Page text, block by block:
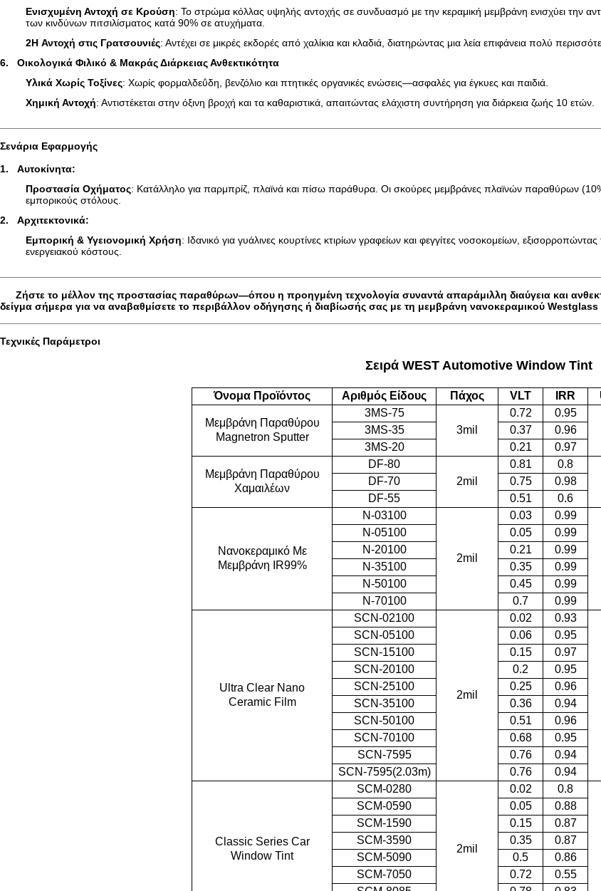
Ενισχυμένη Αντοχή σε Κρούση: Το στρώμα κόλλας υψηλής αντοχής σε συνδυασμό με την κεραμική μεμβράνη ενισχύει την
των κινδύνων πιτσιλίσματος κατά 90% σε ατυχήματα.
2H Αντοχή στις Γρατσουνιές: Αντέχει σε μικρές εκδορές από χαλίκια και κλαδιά, διατηρώντας μια λεία επιφάνεια πολύ
6.
Οικολογικά Φιλικό & Μακράς Διάρκειας Ανθεκτικότητα
Υλικά Χωρίς Τοξίνες: Χωρίς φορμαλδεΰδη, βενζόλιο και πτητικές οργανικές ενώσεις—ασφαλές για έγκυες και παιδιά.
Χημική Αντοχή: Αντιστέκεται στην όξινη βροχή και τα καθαριστικά, απαιτώντας ελάχιστη συντήρηση για διάρκεια ζωής 10 ετών.
Σενάρια Εφαρμογής
1.
Αυτοκίνητα:
Προστασία Οχήματος: Κατάλληλο για παρμπρίζ, πλαϊνά και πίσω παράθυρα. Οι σκούρες μεμβράνες πλαϊνών παραθύρων
εμπορικούς στόλους.
2.
Αρχιτεκτονικά:
Εμπορική & Υγειονομική Χρήση: Ιδανικό για γυάλινες κουρτίνες κτιρίων γραφείων και φεγγίτες νοσοκομείων,
ενεργειακού κόστους.
Ζήστε το μέλλον της προστασίας παραθύρων—όπου η προηγμένη τεχνολογία συναντά απαράμιλλη διαύγεια και
δείγμα σήμερα για να αναβαθμίσετε το περιβάλλον οδήγησης ή διαβίωσής σας με τη μεμβράνη νανοκεραμικού Westglass
Τεχνικές Παράμετροι
Σειρά WEST Automotive Window Tint
Όνομα Προϊόντος Αριθμός Είδους Πάχος VLT IRR
Μεμβράνη Παραθύρου
Magnetron Sputter
3MS-75
3mil
0.72
0.95
3MS-35 0.37
0.96
3MS-20
0.21 0.97
Μεμβράνη Παραθύρου
Χαμαιλέων
DF-80
2mil
0.81
0.8
DF-70 0.75
0.98
DF-55
0.51 0.6
Νανοκεραμικό Με
Μεμβράνη IR99%
N-03100
2mil
0.03 0.99
N-05100 0.05
0.99
N-20100
0.21
0.99
N-35100
0.35
0.99
N-50100
0.45
0.99
N-70100
0.7 0.99
Ultra Clear Nano
Ceramic Film
SCN-02100
2mil
0.02 0.93
SCN-05100 0.06
0.95
SCN-15100
0.15
0.97
SCN-20100
0.2
0.95
SCN-25100
0.25
0.96
SCN-35100
0.36
0.94
SCN-50100
0.51
0.96
SCN-70100
0.68
0.95
SCN-7595
0.76
0.94
SCN-7595(2.03m) 0.76 0.94
Classic Series Car
Window Tint
SCM-0280
2mil
0.02 0.8
SCM-0590 0.05
0.88
SCM-1590
0.15
0.87
SCM-3590
0.35
0.87
SCM-5090
0.5
0.86
SCM-7050
0.72
0.55